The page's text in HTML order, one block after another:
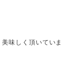
味しく頂いていま